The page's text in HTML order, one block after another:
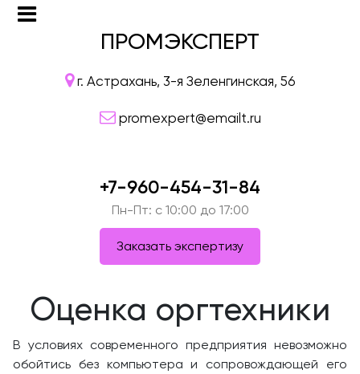
ПРОМЭКСПЕРТ
г. Астрахань, 3-я Зеленгинская, 56
promexpert@emailt.ru
+7-960-454-31-84
Пн-Пт: c 10:00 до 17:00
Заказать экспертизу
Оценка оргтехники
В условиях современного предприятия невозможно
обойтись без компьютера и сопровождающей его